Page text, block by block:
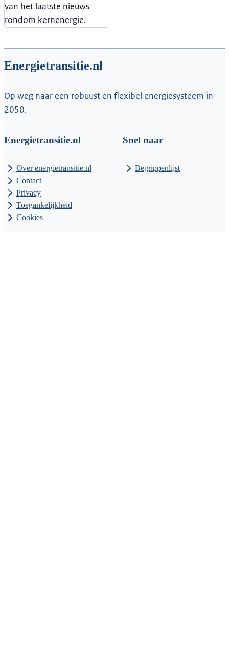
van het laatste nieuws
rondom kernenergie.
Energietransitie.nl
Op weg naar een robuust en flexibel energiesysteem in
2050.
Energietransitie.nl
Over energietransitie.nl
Contact
Privacy
Toegankelijkheid
Cookies
Snel naar
Begrippenlijst